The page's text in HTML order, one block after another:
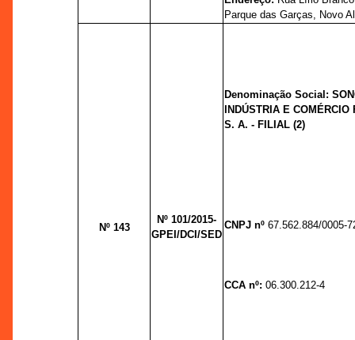
Parque das Garças, Novo
Nº 143
Nº 101/2015-
GPEI/DCI/SED
Denominação Social:
INDÚSTRIA E COMÉRCIO
S. A. - FILIAL (2)
CNPJ nº67.562.884/0005-
CCA nº:06.300.212-4